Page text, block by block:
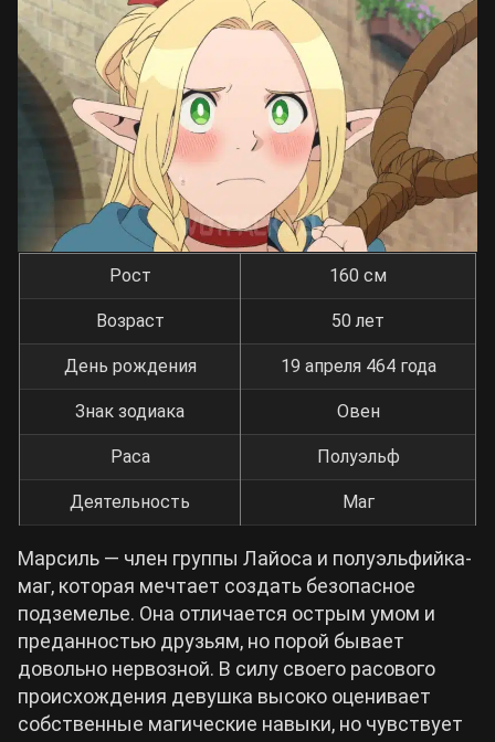
Рост 160 см
Возраст 50 лет
День рождения 19 апреля 464 года
Знак зодиака Овен
Раса Полуэльф
Деятельность Маг
Марсиль — член группы Лайоса и полуэльфийка-
маг, которая мечтает создать безопасное
подземелье. Она отличается острым умом и
преданностью друзьям, но порой бывает
довольно нервозной. В силу своего расового
происхождения девушка высоко оценивает
собственные магические навыки, но чувствует